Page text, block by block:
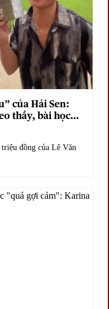
của Hải Sen:
thầy, bài học
đồng của Lê Văn